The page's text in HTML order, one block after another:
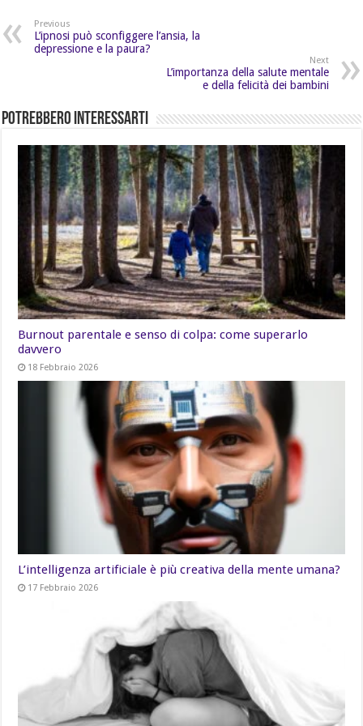
Previous
L’ipnosi può sconfiggere l’ansia, la
depressione e la paura?
Next
L’importanza della salute mentale
e della felicità dei bambini
Potrebbero Interessarti
Burnout parentale e senso di colpa: come superarlo
davvero
18 Febbraio 2026
L’intelligenza artificiale è più creativa della mente umana?
17 Febbraio 2026